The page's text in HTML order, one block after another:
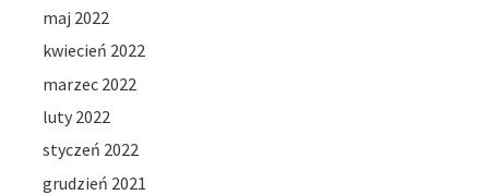
maj 2022
kwiecień 2022
marzec 2022
luty 2022
styczeń 2022
grudzień 2021